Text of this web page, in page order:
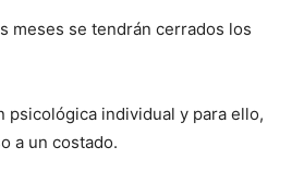
meses se tendrán cerrados los
psicológica individual y para ello,
a un costado.